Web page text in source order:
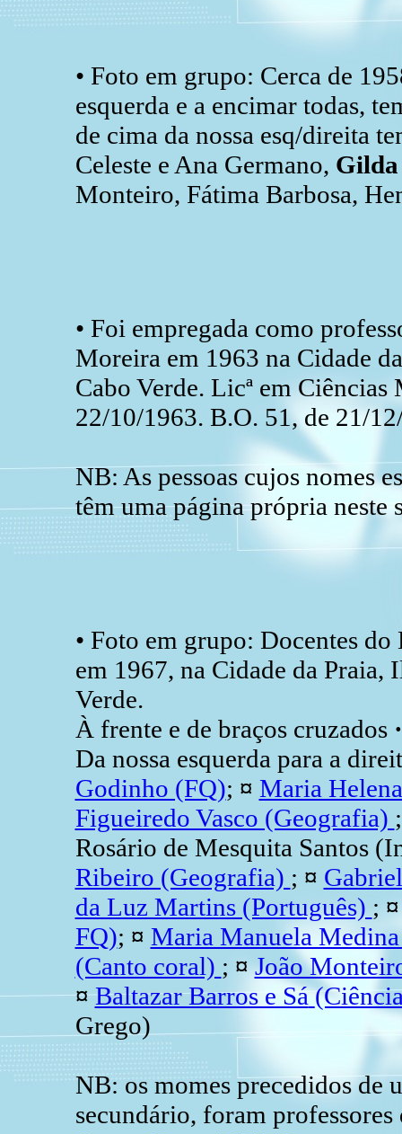
• Foto em grupo: Cerca de
esquerda e a encimar todas,
de cima da nossa esq/direita
Celeste e Ana Germano,
Monteiro, Fátima Barbosa,
• Foi empregada como
Moreira em 1963 na Cidade
Cabo Verde. Licª em
22/10/1963. B.O. 51, de 21/
NB: As pessoas cujos nomes
têm uma página própria neste
• Foto em grupo: Docentes
em 1967, na Cidade da Praia,
Verde.
À frente e de braços cruzados ·
Da nossa esquerda para a
Godinho (FQ); ¤ Maria
Figueiredo Vasco (Geografia)
Rosário de Mesquita Santos
Ribeiro (Geografia) ; ¤
da Luz Martins (Português) ; ¤
FQ); ¤ Maria Manuela
(Canto coral) ; ¤João
¤Baltazar Barros e Sá
Grego)
NB: os momes precedidos de
secundário, foram